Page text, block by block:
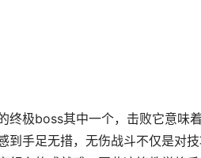
终极boss其中一个，击败它意味
到手足无措，无伤战斗不仅是对